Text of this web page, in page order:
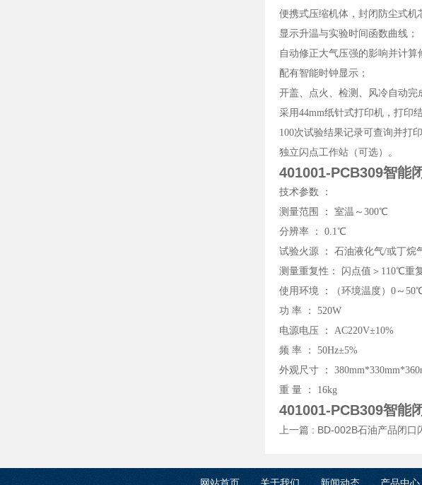
便携式压缩机体，封闭防尘式机
显示升温与实验时间函数曲线；
自动修正大气压强的影响并计算
配有智能时钟显示；
开盖、点火、检测、风冷自动完
采用44mm纸针式打印机，打印
100次试验结果记录可查询并打印
独立闪点工作站（可选）。
401001-PCB309智能
技术参数 ：
测量范围 ： 室温～300℃
分辨率 ： 0.1℃
试验火源 ： 石油液化气/或丁烷
测量重复性： 闪点值＞
使用环境 ：（环境温度）0～
功 率 ： 520W
电源电压 ： AC220V±10%
频 率 ： 50Hz±5%
外观尺寸 ：
重 量 ： 16kg
401001-PCB309智能
上一篇 : BD-002B石油产品闭口